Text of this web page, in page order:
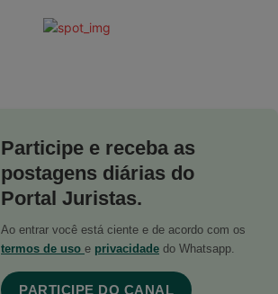
Participe e receba as
postagens diárias do
Portal Juristas.
Ao entrar você está ciente e de acordo com os
termos de uso e privacidade do Whatsapp.
PARTICIPE DO CANAL